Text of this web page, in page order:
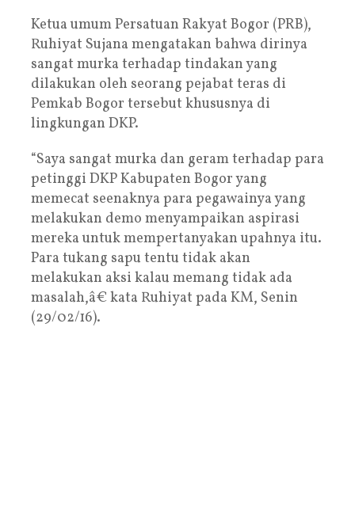
Ketua umum Persatuan Rakyat Bogor (PRB),
Ruhiyat Sujana mengatakan bahwa dirinya
sangat murka terhadap tindakan yang
dilakukan oleh seorang pejabat teras di
Pemkab Bogor tersebut khususnya di
lingkungan DKP.
“Saya sangat murka dan geram terhadap para
petinggi DKP Kabupaten Bogor yang
memecat seenaknya para pegawainya yang
melakukan demo menyampaikan aspirasi
mereka untuk mempertanyakan upahnya itu.
Para tukang sapu tentu tidak akan
melakukan aksi kalau memang tidak ada
masalah,â€ kata Ruhiyat pada KM, Senin
(29/02/16).